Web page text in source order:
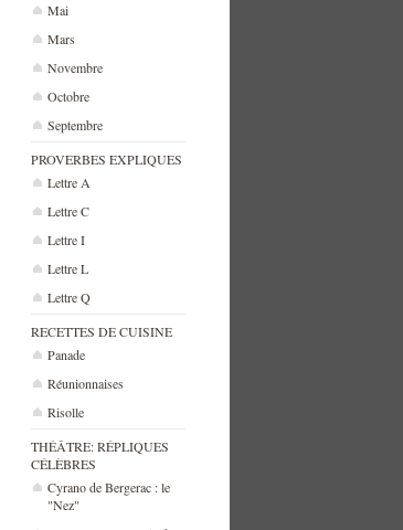
Mai
Mars
Novembre
Octobre
Septembre
PROVERBES EXPLIQUES
Lettre A
Lettre C
Lettre I
Lettre L
Lettre Q
RECETTES DE CUISINE
Panade
Réunionnaises
Risolle
THÉÂTRE: RÉPLIQUES
CÉLÈBRES
Cyrano de Bergerac : le
"Nez"